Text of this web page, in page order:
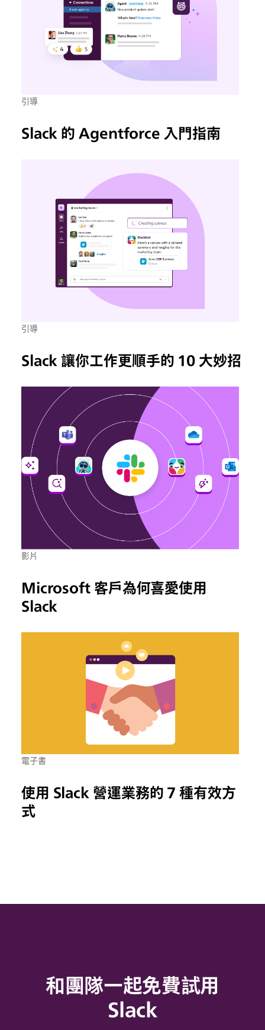
引導
Slack 的 Agentforce 入門指南
引導
Slack 讓你工作更順手的 10 大妙招
影片
Microsoft 客戶為何喜愛使用
Slack
電子書
使用 Slack 營運業務的 7 種有效方
式
和團隊一起免費試用
Slack